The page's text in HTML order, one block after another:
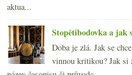
aktua...
Stopětibodovka a jak
Doba je zlá. Jak se
vinnou kritikou? Jak si